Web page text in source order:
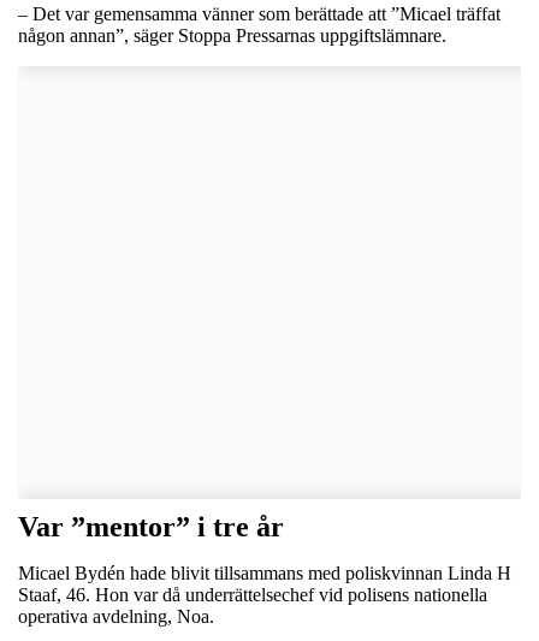
– Det var gemensamma vänner som berättade att ”Micael träffat
någon annan”, säger Stoppa Pressarnas uppgiftslämnare.
Var ”mentor” i tre år
Micael Bydén hade blivit tillsammans med poliskvinnan Linda H
Staaf, 46. Hon var då underrättelsechef vid polisens nationella
operativa avdelning, Noa.